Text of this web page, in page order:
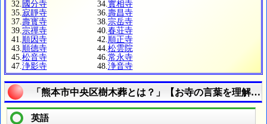
32. 國分寺 34. 實相寺
35. 寂靜寺 36. 壽昌寺
37. 壽寳寺 38. 宗岳寺
39. 宗禪寺 40. 春荘寺
41. 順因寺 42. 順正寺
43. 順德寺 44. 松雲院
45. 松音寺 46. 常永寺
47. 浄影寺 48. 浄音寺
「熊本市中央区樹木葬とは？」【お寺の言葉を理解し
英語